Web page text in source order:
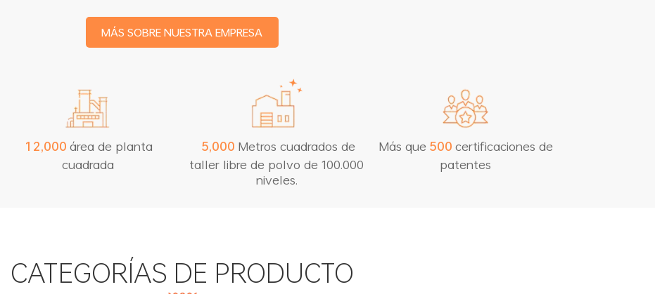
MÁS SOBRE NUESTRA EMPRESA
1 2,000área de planta
cuadrada
5,000 Metros cuadrados de
taller libre de polvo de 100.000
niveles.
Más que500certificaciones de
patentes
CATEGORÍAS DE PRODUCTO